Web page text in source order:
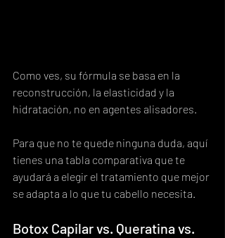
Como ves, su fórmula se basa en la
reconstrucción, la elasticidad y la
hidratación, no en agentes alisadores.
Para que no te quede ninguna duda, aquí
tienes una tabla comparativa que te
ayudará a elegir el tratamiento que mejor
se adapta a lo que tu cabello necesita.
Botox Capilar vs. Queratina vs.